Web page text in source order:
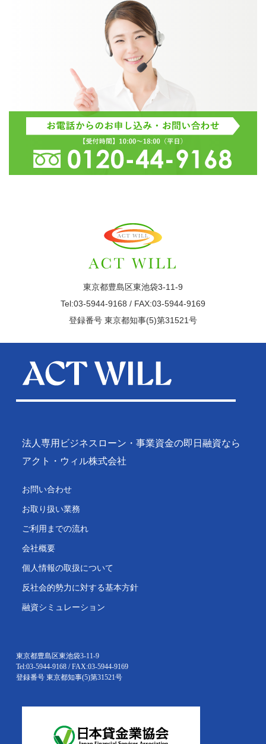
東京都豊島区東池袋3-11-9
Tel:03-5944-9168 / FAX:03-5944-9169
登録番号 東京都知事(5)第31521号
法人専用ビジネスローン・事業資金の即日融資なら
アクト・ウィル株式会社
お問い合わせ
お取り扱い業務
ご利用までの流れ
会社概要
個人情報の取扱について
反社会的勢力に対する基本方針
融資シミュレーション
東京都豊島区東池袋3-11-9
Tel:03-5944-9168 / FAX:03-5944-9169
登録番号 東京都知事(5)第31521号